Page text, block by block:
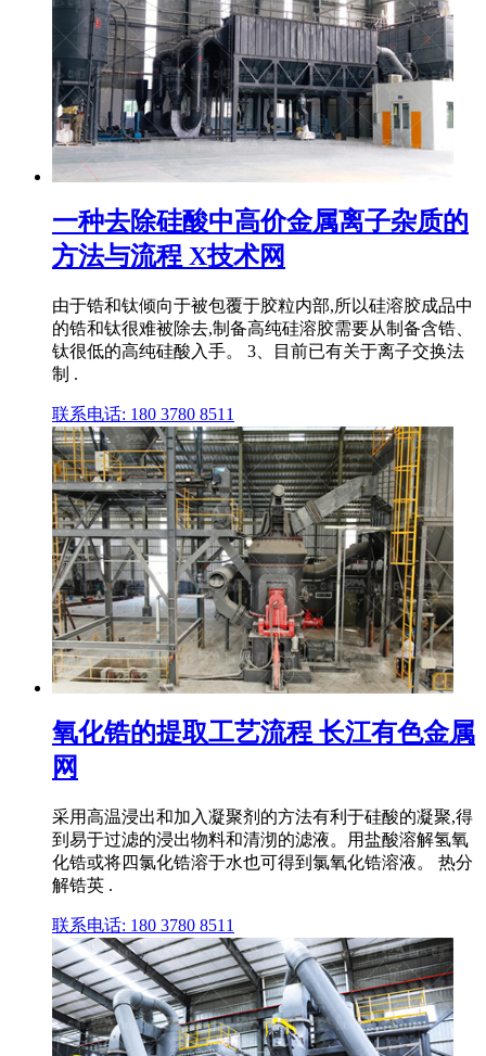
一种去除硅酸中高价金属离子杂质的
方法与流程 X技术网
由于锆和钛倾向于被包覆于胶粒内部,所以硅溶胶成品中
的锆和钛很难被除去,制备高纯硅溶胶需要从制备含锆、
钛很低的高纯硅酸入手。 3、目前已有关于离子交换法
制 .
联系电话: 180 3780 8511
氧化锆的提取工艺流程 长江有色金属
网
采用高温浸出和加入凝聚剂的方法有利于硅酸的凝聚,得
到易于过滤的浸出物料和清沏的滤液。用盐酸溶解氢氧
化锆或将四氯化锆溶于水也可得到氯氧化锆溶液。 热分
解锆英 .
联系电话: 180 3780 8511